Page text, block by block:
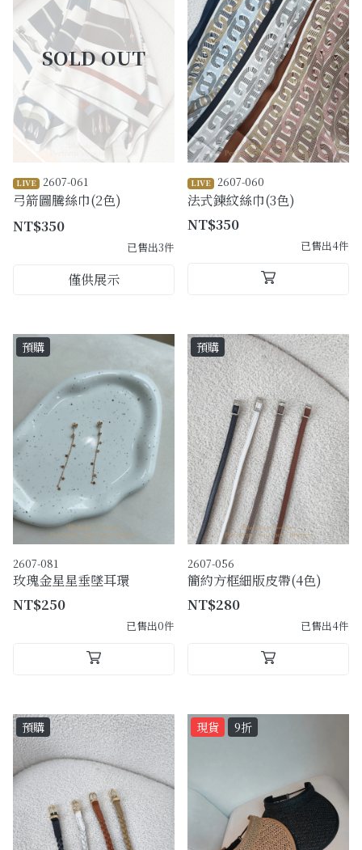
LIVE 2607-061
弓箭圖騰絲巾(2色)
NT$350
已售出3件
僅供展示
LIVE 2607-060
法式鍊紋絲巾(3色)
NT$350
已售出4件
預購
2607-081
玫瑰金星星垂墜耳環
NT$250
已售出0件
預購
2607-056
簡約方框細版皮帶(4色)
NT$280
已售出4件
預購 現貨 9折